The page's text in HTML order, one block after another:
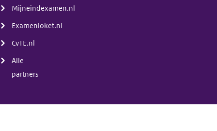
Mijneindexamen.nl
Examenloket.nl
CvTE.nl
Alle
partners